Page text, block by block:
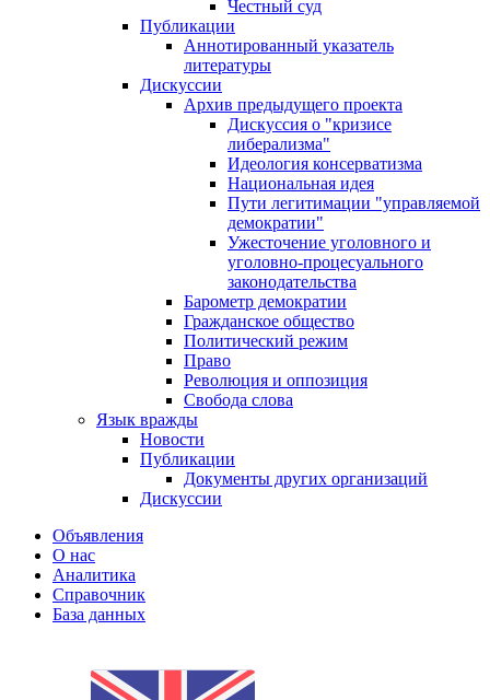
Честный суд
Публикации
Аннотированный указатель
литературы
Дискуссии
Архив предыдущего проекта
Дискуссия о "кризисе
либерализма"
Идеология консерватизма
Национальная идея
Пути легитимации "управляемой
демократии"
Ужесточение уголовного и
уголовно-процесуального
законодательства
Барометр демократии
Гражданское общество
Политический режим
Право
Революция и оппозиция
Свобода слова
Язык вражды
Новости
Публикации
Документы других организаций
Дискуссии
Объявления
О нас
Аналитика
Справочник
База данных